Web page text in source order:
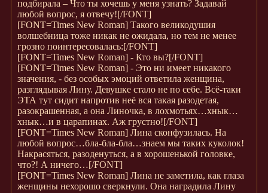
подбирала – Что ты хочешь у меня узнать? Задавай
любой вопрос, я отвечу![/FONT]
[FONT=Times New Roman] Такого великодушия
волшебница тоже никак не ожидала, но тем не менее
грозно поинтересовалась:[/FONT]
[FONT=Times New Roman] - Кто вы?[/FONT]
[FONT=Times New Roman] - Это ни имеет никакого
значения, - без особых эмоций ответила женщина,
разглядывая Лину. Девушке стало не по себе. Всё-таки
ЭТА тут сидит напротив неё вся такая разодетая,
разокрашенная, а она Линочка, в лохмотьях…хнык…
хнык…и в царапинах. Аж грустно![/FONT]
[FONT=Times New Roman] Лина сконфузилась. На
любой вопрос…бла-бла-бла…знаем мы таких куколок!
Накрасяться, разоденуться, а в хорошенькой головке,
что?! А ничего…[/FONT]
[FONT=Times New Roman] Лина не заметила, как глаза
женщины нехорошо сверкнули. Она наградила Лину